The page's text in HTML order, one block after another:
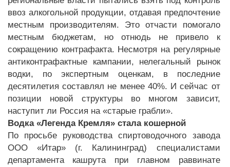
ввоз алкогольной продукции, отдавая предпочтение
местным производителям. Это отчасти помогало
местным бюджетам, но отнюдь не привело к
сокращению контрафакта. Несмотря на регулярные
антиконтрафактные кампании, нелегальный рынок
водки, по экспертным оценкам, в последние
десятилетия составлял не менее 40%. И сейчас от
позиции новой структуры во многом зависит,
наступит ли Россия на «старые грабли».
Водка «Легенда Кремля» стала кошерной
По просьбе руководства спиртоводочного завода
ООО «Итар» (г. Калининград) специалистами
департамента кашрута при главном раввинате